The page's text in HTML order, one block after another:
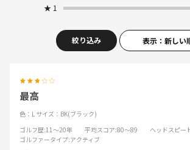
★ 1
絞り込み 表示：新しい
最高
色：L サイズ：BK(ブラック)
ゴルフ歴:11～20年 平均スコア:80～89 ヘッドスピー
ゴルファータイプ:アクティブ